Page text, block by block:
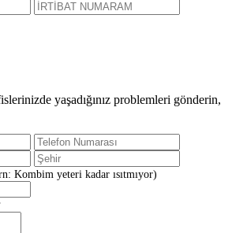
yaşadığınız problemleri gönderin,
Kombim yeteri kadar ısıtmıyor)